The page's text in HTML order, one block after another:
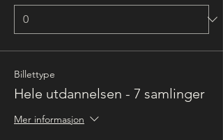
Billettype
Hele utdannelsen - 7 samlinger
Mer informasjon